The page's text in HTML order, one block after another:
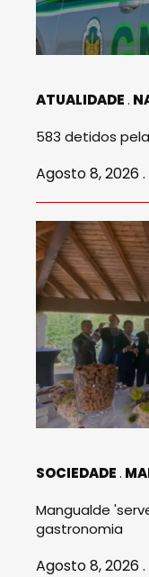
ATUALIDADE
583 detidos
Agosto 8, 2026 .
SOCIEDADE
Mangualde
gastronomia
Agosto 8, 2026 .